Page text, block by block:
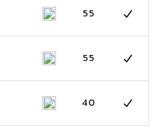
55
55
40